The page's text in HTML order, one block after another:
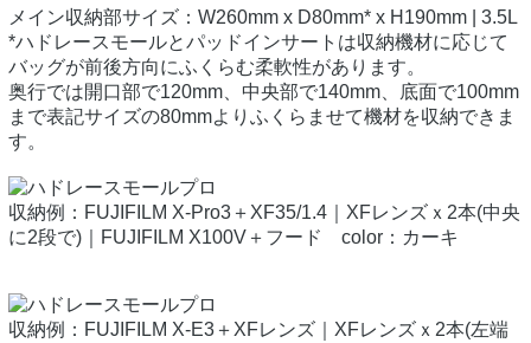
メイン収納部サイズ：W260mm x D80mm* x H190mm | 3.5L
*ハドレースモールとパッドインサートは収納機材に応じて
バッグが前後方向にふくらむ柔軟性があります。
奥行では開口部で120mm、中央部で140mm、底面で100mm
まで表記サイズの80mmよりふくらませて機材を収納できま
す。
収納例：FUJIFILM X-Pro3＋XF35/1.4｜XFレンズｘ2本(中央
に2段で)｜FUJIFILM X100V＋フード color：カーキ
収納例：FUJIFILM X-E3＋XFレンズ｜XFレンズｘ2本(左端